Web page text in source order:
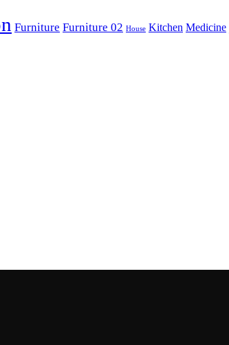
Furniture Furniture 02 House Kitchen Medicine